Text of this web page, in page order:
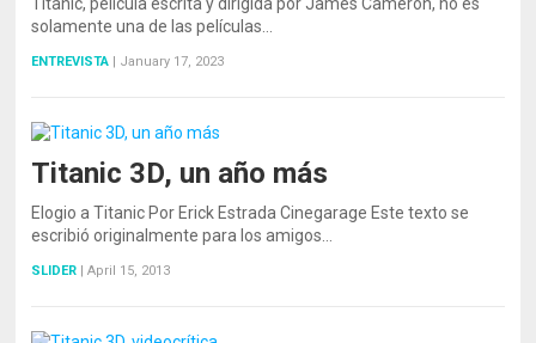
Titanic, película escrita y dirigida por James Cameron, no es
solamente una de las películas…
ENTREVISTA January 17, 2023
Titanic 3D, un año más
Elogio a Titanic Por Erick Estrada Cinegarage Este texto se
escribió originalmente para los amigos…
SLIDER April 15, 2013